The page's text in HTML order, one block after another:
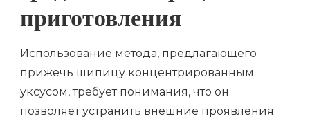
приготовления
Использование метода, предлагающего
прижечь шипицу концентрированным
уксусом, требует понимания, что он
позволяет устранить внешние проявления